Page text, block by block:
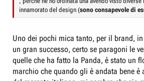
innamorato del design (sono consapevole di
Uno dei pochi mica tanto, per il brand,
un gran successo, certo se paragoni le
quelle che ha fatto la Panda, è stato un
marchio che quando gli è andata bene è